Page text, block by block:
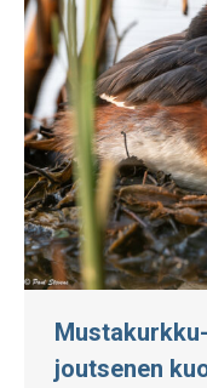
joutsenen